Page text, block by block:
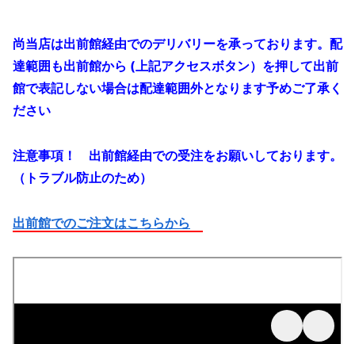
尚当店は出前館経由でのデリバリーを承っております。配
達範囲も出前館から (上記アクセスボタン）を押して出前
館で表記しない場合は配達範囲外となります予めご了承く
ださい
注意事項！ 出前館経由での受注をお願いしております。
（トラブル防止のため）
出前館でのご注文はこちらから